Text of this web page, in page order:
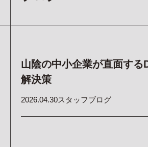
オフィスソリューション
ASKUL オフィス用品の注文(外部サイト)
PROJECT
山陰の中小企業が直面する
解決策
2026.04.30スタッフブログ